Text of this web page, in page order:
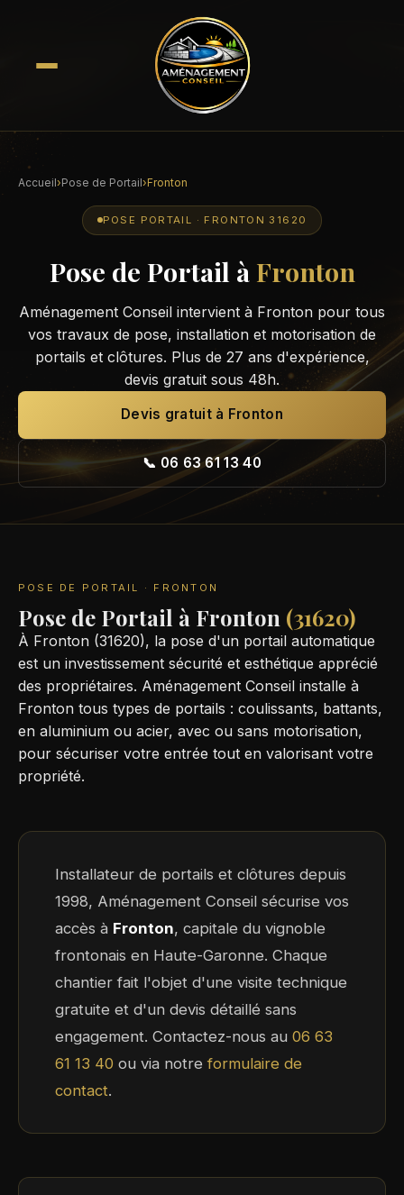
Accueil›Pose de Portail›Fronton
POSE PORTAIL · FRONTON 31620
Pose de Portail à Fronton
Aménagement Conseil intervient à Fronton pour tous
vos travaux de pose, installation et motorisation de
portails et clôtures. Plus de 27 ans d'expérience,
devis gratuit sous 48h.
Devis gratuit à Fronton
📞 06 63 61 13 40
POSE DE PORTAIL · FRONTON
Pose de Portail à Fronton (31620)
À Fronton (31620), la pose d'un portail automatique
est un investissement sécurité et esthétique apprécié
des propriétaires. Aménagement Conseil installe à
Fronton tous types de portails : coulissants, battants,
en aluminium ou acier, avec ou sans motorisation,
pour sécuriser votre entrée tout en valorisant votre
propriété.
Installateur de portails et clôtures depuis
1998, Aménagement Conseil sécurise vos
accès à Fronton, capitale du vignoble
frontonais en Haute-Garonne. Chaque
chantier fait l'objet d'une visite technique
gratuite et d'un devis détaillé sans
engagement. Contactez-nous au 06 63
61 13 40 ou via notreformulaire de
contact.